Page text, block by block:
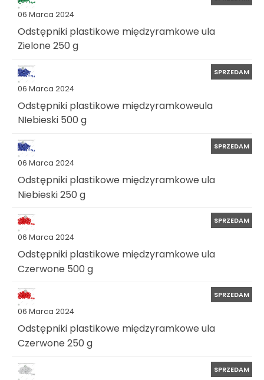
06 Marca 2024
Odstępniki plastikowe międzyramkowe ula
Zielone 250 g
06 Marca 2024
SPRZEDAM
Odstępniki plastikowe międzyramkoweula
NIebieski 500 g
06 Marca 2024
SPRZEDAM
Odstępniki plastikowe międzyramkowe ula
Niebieski 250 g
06 Marca 2024
SPRZEDAM
Odstępniki plastikowe międzyramkowe ula
Czerwone 500 g
06 Marca 2024
SPRZEDAM
Odstępniki plastikowe międzyramkowe ula
Czerwone 250 g
SPRZEDAM